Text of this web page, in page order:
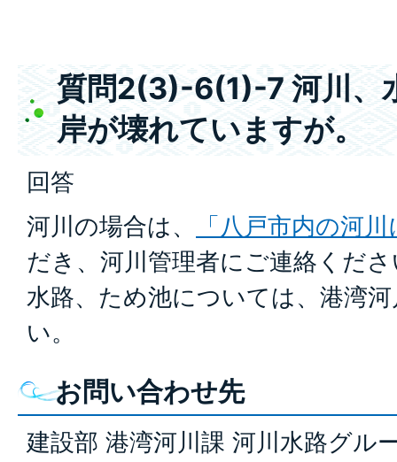
質問2(3)-6(1)-7 河川、
岸が壊れていますが。
回答
河川の場合は、
「八戸市内の河
だき、河川管理者にご連絡くだ
水路、ため池については、港湾
い。
お問い合わせ先
建設部 港湾河川課 河川水路グル